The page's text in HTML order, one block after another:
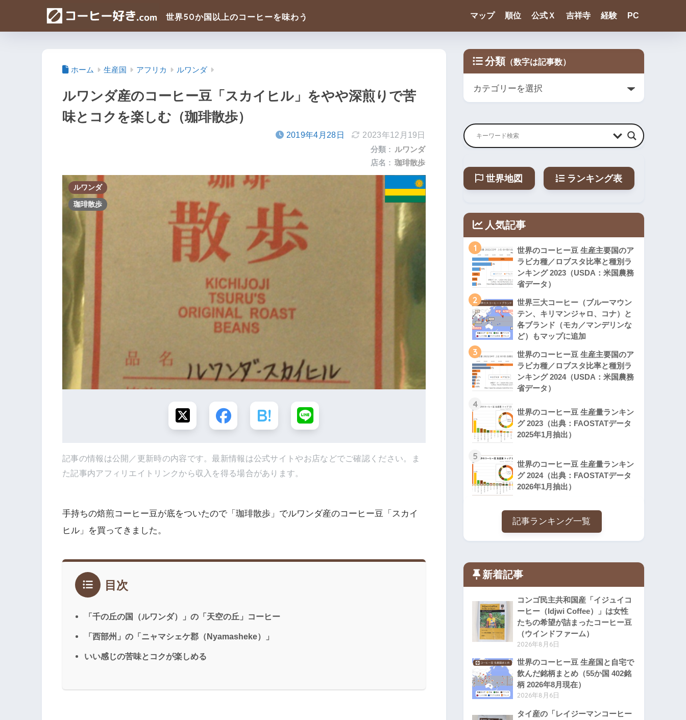
マップ 順位 公式Ｘ 吉祥寺 経験 PC
ホーム 生産国 アフリカ ルワンダ
ルワンダ産のコーヒー豆「スカイヒル」をやや深煎りで苦
味とコクを楽しむ（珈琲散歩）
2019年4月28日
2023年12月19日
分類 : ルワンダ
店名 : 珈琲散歩
ルワンダ
珈琲散歩
記事の情報は公開／更新時の内容です。最新情報は公式サイトやお店などでご確認ください。ま
た記事内アフィリエイトリンクから収入を得る場合があります。
手持ちの焙煎コーヒー豆が底をついたので「珈琲散歩」でルワンダ産のコーヒー豆「スカイ
ヒル」を買ってきました。
目次
「千の丘の国（ルワンダ）」の「天空の丘」コーヒー
「西部州」の「ニャマシェケ郡（Nyamasheke）」
いい感じの苦味とコクが楽しめる
分類
世界地図 ランキング表
人気記事
1
世界のコーヒー豆 生産主要国のア
ラビカ種／ロブスタ比率と種別ラ
ンキング 2023（USDA：米国農務
省データ）
2
世界三大コーヒー（ブルーマウン
テン、キリマンジャロ、コナ）と
各ブランド（モカ／マンデリンな
ど）もマップに追加
3
世界のコーヒー豆 生産主要国のア
ラビカ種／ロブスタ比率と種別ラ
ンキング 2024（USDA：米国農務
省データ）
4
世界のコーヒー豆 生産量ランキン
グ 2023（出典：FAOSTATデータ
2025年1月抽出）
5
世界のコーヒー豆 生産量ランキン
グ 2024（出典：FAOSTATデータ
2026年1月抽出）
記事ランキング一覧
新着記事
コンゴ民主共和国産「イジュイコ
ーヒー（Idjwi Coffee）」は女性
たちの希望が詰まったコーヒー豆
（ウインドファーム）
2026年8月6日
世界のコーヒー豆 生産国と自宅で
飲んだ銘柄まとめ（55か国 402銘
柄 2026年8月現在）
2026年8月6日
タイ産の「レイジーマンコーヒー